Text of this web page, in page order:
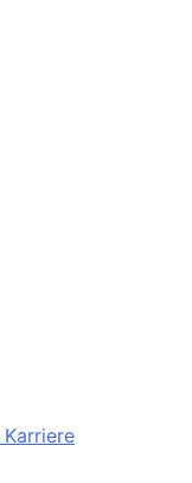
Karriere